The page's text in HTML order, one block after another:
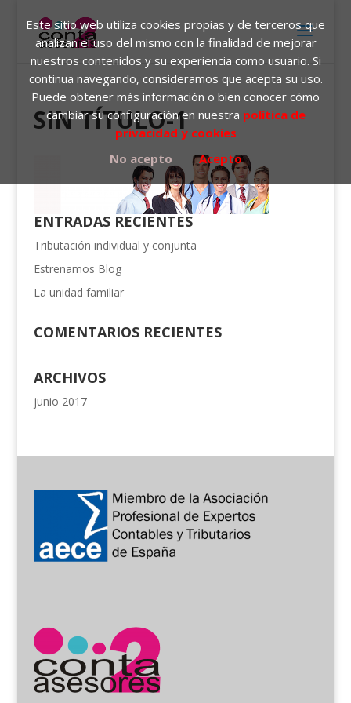
Este sitio web utiliza cookies propias y de terceros que
analizan el uso del mismo con la finalidad de mejorar
nuestros contenidos y su experiencia como usuario. Si
continua navegando, consideramos que acepta su uso.
Puede obtener más información o bien conocer cómo
cambiar su configuración en nuestra política de
privacidad y cookies
No acepto
Acepto
SIN TÍTULO-1
ENTRADAS RECIENTES
Tributación individual y conjunta
Estrenamos Blog
La unidad familiar
COMENTARIOS RECIENTES
ARCHIVOS
junio 2017